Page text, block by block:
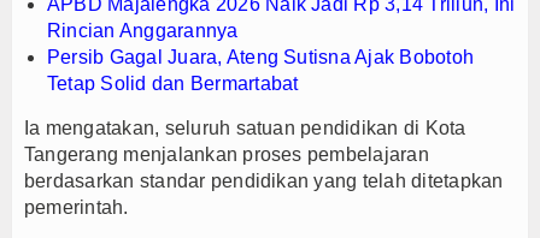
APBD Majalengka 2026 Naik Jadi Rp 3,14 Triliun, Ini
Rincian Anggarannya
Persib Gagal Juara, Ateng Sutisna Ajak Bobotoh
Tetap Solid dan Bermartabat
Ia mengatakan, seluruh satuan pendidikan di Kota
Tangerang menjalankan proses pembelajaran
berdasarkan standar pendidikan yang telah ditetapkan
pemerintah.